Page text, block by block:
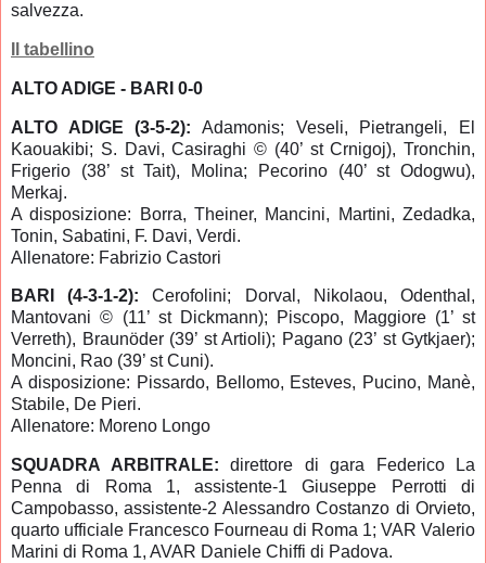
salvezza.
Il tabellino
ALTO ADIGE - BARI 0-0
ALTO ADIGE (3-5-2): Adamonis; Veseli, Pietrangeli, El
Kaouakibi; S. Davi, Casiraghi © (40’ st Crnigoj), Tronchin,
Frigerio (38’ st Tait), Molina; Pecorino (40’ st Odogwu),
Merkaj.
A disposizione: Borra, Theiner, Mancini, Martini, Zedadka,
Tonin, Sabatini, F. Davi, Verdi.
Allenatore: Fabrizio Castori
BARI (4-3-1-2): Cerofolini; Dorval, Nikolaou, Odenthal,
Mantovani © (11’ st Dickmann); Piscopo, Maggiore (1’ st
Verreth), Braunöder (39’ st Artioli); Pagano (23’ st Gytkjaer);
Moncini, Rao (39’ st Cuni).
A disposizione: Pissardo, Bellomo, Esteves, Pucino, Manè,
Stabile, De Pieri.
Allenatore: Moreno Longo
SQUADRA ARBITRALE: direttore di gara Federico La
Penna di Roma 1, assistente-1 Giuseppe Perrotti di
Campobasso, assistente-2 Alessandro Costanzo di Orvieto,
quarto ufficiale Francesco Fourneau di Roma 1; VAR Valerio
Marini di Roma 1, AVAR Daniele Chiffi di Padova.